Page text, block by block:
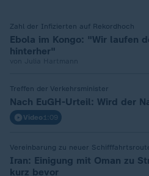
Ebola im Kongo: "Wir laufen
hinterher"
Zahl der Infizierten auf Rekordhoch
Video 1:09
Nach EuGH-Urteil: Wird der
Treffen der Verkehrsminister
Iran: Einigung mit Oman zu
kurz bevor
Vereinbarung zu neuer